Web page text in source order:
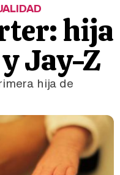
hija
Jay-Z
hija de